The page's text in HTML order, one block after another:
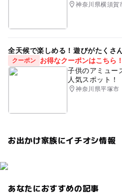
神奈川県横須賀
全天候で楽しめる！遊びがたくさ
クーポン
お得なクーポンはこちら！
子供のアミュー
人気スポット！
神奈川県平塚市
お出かけ家族にイチオシ情報
あなたにおすすめの記事